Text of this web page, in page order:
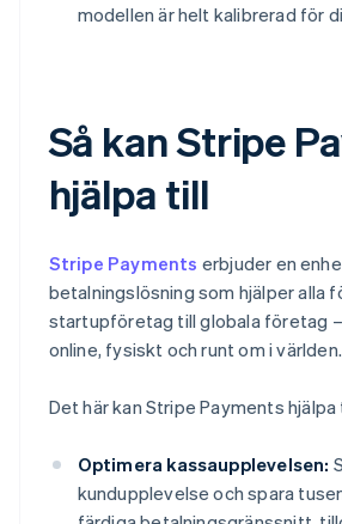
modellen är helt kalibrerad för
Så kan Stripe
hjälpa till
Stripe Payments erbjuder en
betalningslösning som hjälper alla
startupföretag till globala företag
online, fysiskt och runt om i världen.
Det här kan Stripe Payments hjälpa
Optimera kassaupplevelsen:
kundupplevelse och spara